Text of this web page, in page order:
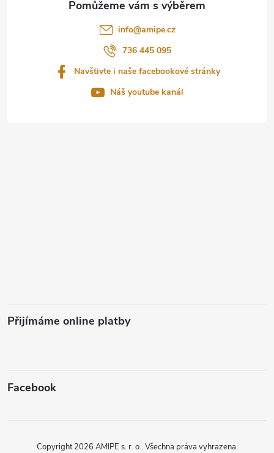
info@amipe.cz
736 445 095
Navštivte i naše facebookové stránky
Náš youtube kanál
Přijímáme online platby
Facebook
Copyright 2026 AMIPE s. r. o.. Všechna práva vyhrazena.